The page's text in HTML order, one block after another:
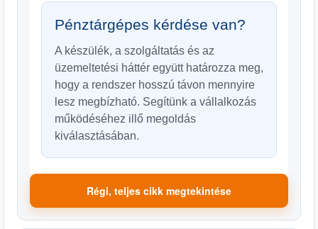
Pénztárgépes kérdése van?
A készülék, a szolgáltatás és az
üzemeltetési háttér együtt határozza meg,
hogy a rendszer hosszú távon mennyire
lesz megbízható. Segítünk a vállalkozás
működéséhez illő megoldás
kiválasztásában.
Régi, teljes cikk megtekintése